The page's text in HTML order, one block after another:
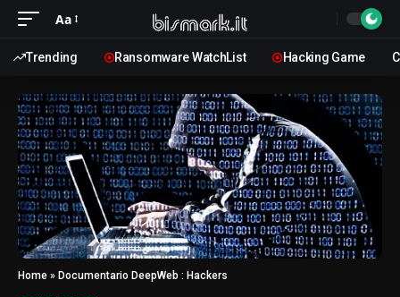
Aa
Trending Ransomware WatchList Hacking Game
Home » Documentario DeepWeb : Hackers